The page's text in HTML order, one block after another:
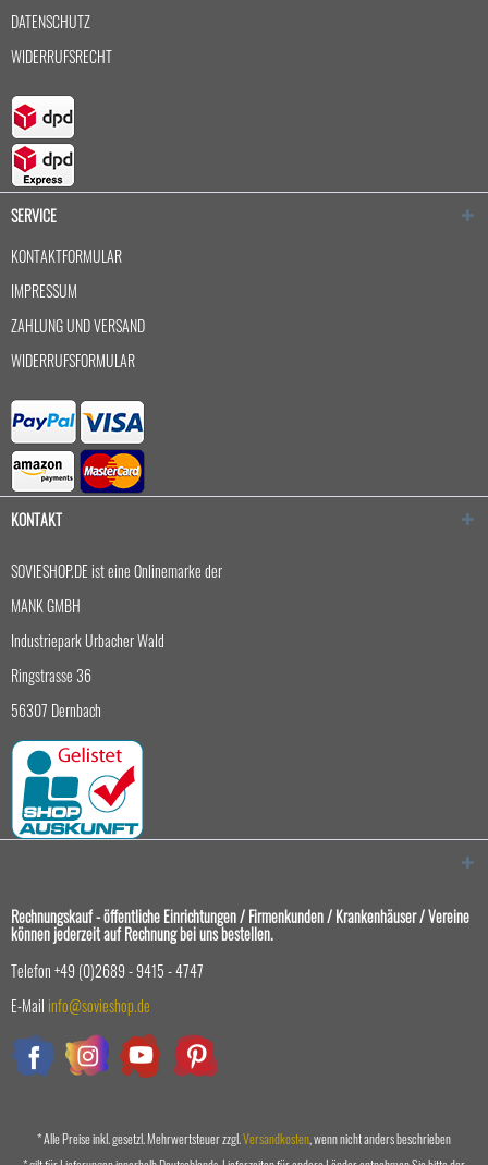
DATENSCHUTZ
WIDERRUFSRECHT
SERVICE
KONTAKTFORMULAR
IMPRESSUM
ZAHLUNG UND VERSAND
WIDERRUFSFORMULAR
KONTAKT
SOVIESHOP.DE ist eine Onlinemarke der
MANK GMBH
Industriepark Urbacher Wald
Ringstrasse 36
56307 Dernbach
Rechnungskauf - öffentliche Einrichtungen / Firmenkunden / Krankenhäuser / Vereine
können jederzeit auf Rechnung bei uns bestellen.
Telefon +49 (0)2689 - 9415 - 4747
E-Mail info@sovieshop.de
* Alle Preise inkl. gesetzl. Mehrwertsteuer zzgl.Versandkosten, wenn nicht anders beschrieben